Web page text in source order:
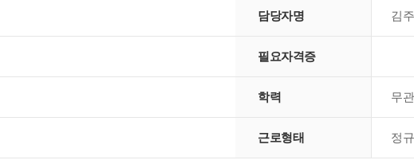
담당자명 김
필요자격증
학력 무관
근로형태 정